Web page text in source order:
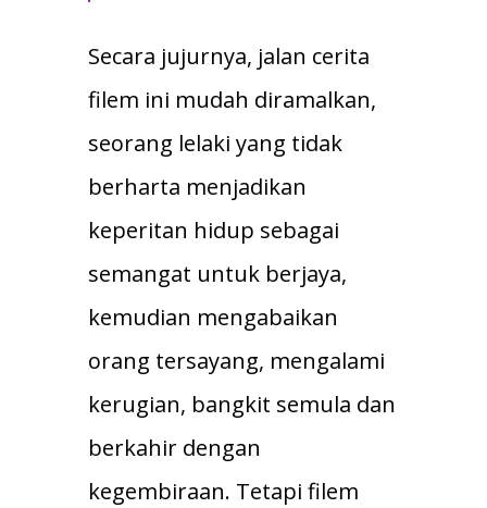
Secara jujurnya, jalan cerita
filem ini mudah diramalkan,
seorang lelaki yang tidak
berharta menjadikan
keperitan hidup sebagai
semangat untuk berjaya,
kemudian mengabaikan
orang tersayang, mengalami
kerugian, bangkit semula dan
berkahir dengan
kegembiraan. Tetapi filem